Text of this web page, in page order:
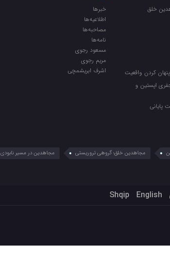
خلق
کردن واقعیت
اپستین و
پایانی
خبرها
اطلاعیه‌ها
مصاحبه‌ها
نامه‌ها
مسعود رجوی
مریم رجوی
اشرف ابریشمچی
مجاهدین خلق؛ گروهی تروریستی
مجاهدین در مسیر نابودی
English
Shqip